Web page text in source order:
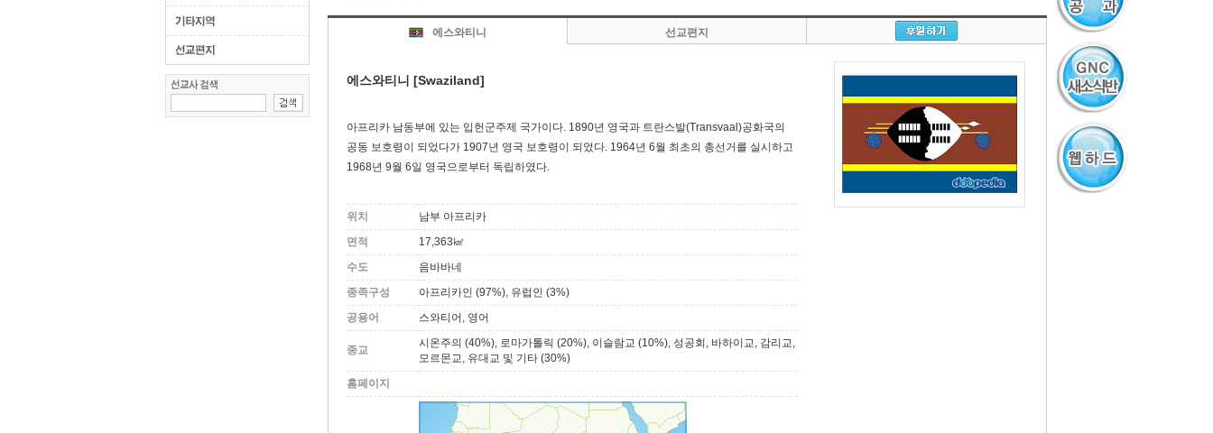
에스와티니 선교편지
에스와티니 [Swaziland]
아프리카 남동부에 있는 입헌군주제 국가이다. 1890년 영국과 트란스발(Transvaal)공화국의
공동 보호령이 되었다가 1907년 영국 보호령이 되었다. 1964년 6월 최초의 총선거를 실시하고
1968년 9월 6일 영국으로부터 독립하였다.
위치
남부 아프리카
면적
17,363㎢
수도
음바바네
종족구성
아프리카인 (97%), 유럽인 (3%)
공용어
스와티어, 영어
종교
시온주의 (40%), 로마가톨릭 (20%), 이슬람교 (10%), 성공회, 바하이교, 감리교,
모르몬교, 유대교 및 기타 (30%)
홈페이지